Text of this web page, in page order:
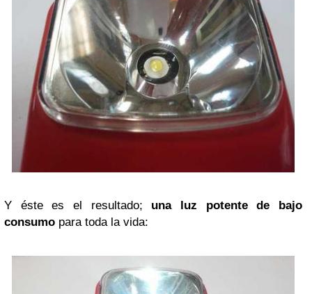
Y éste es el resultado; una luz potente de bajo
consumo para toda la vida: